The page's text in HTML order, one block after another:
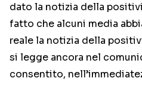
dato la notizia della
fatto che alcuni media
reale la notizia della
si legge ancora nel
consentito,